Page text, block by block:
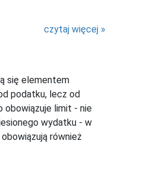
czytaj więcej
się elementem
podatku, lecz od
limit - nie
wydatku - w
również